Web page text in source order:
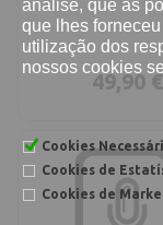
análise, que as
que lhes
utilização dos
nossos cookies
Cookies
Cookies de
Cookies de
49,90 €